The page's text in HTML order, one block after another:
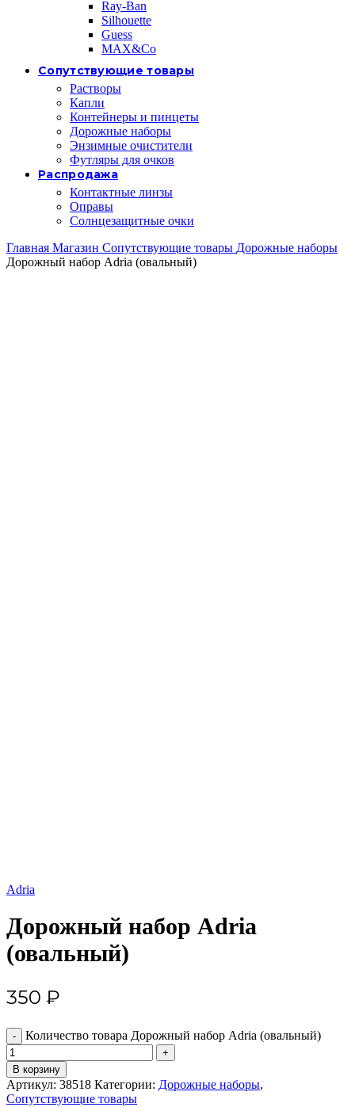
Ray-Ban
Silhouette
Guess
MAX&Co
Сопутствующие товары
Растворы
Капли
Контейнеры и пинцеты
Дорожные наборы
Энзимные очистители
Футляры для очков
Распродажа
Контактные линзы
Оправы
Солнцезащитные очки
Главная Магазин Сопутствующие товары Дорожные наборы
Дорожный набор Adria (овальный)
Adria
Дорожный набор Adria
(овальный)
350 ₽
Количество товара Дорожный набор Adria (овальный)
В корзину
Артикул: 38518 Категории: Дорожные наборы,
Сопутствующие товары